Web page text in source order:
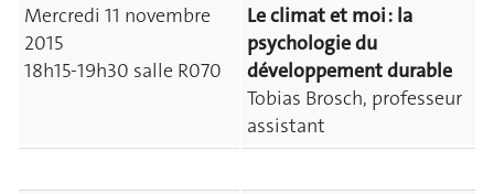
Mercredi 11 novembre
2015
18h15-19h30 salle R070
Le climat et moi : la
psychologie du
développement durable
Tobias Brosch, professeur
assistant